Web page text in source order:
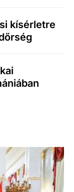
kísérletre